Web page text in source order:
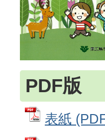
PDF版
表紙